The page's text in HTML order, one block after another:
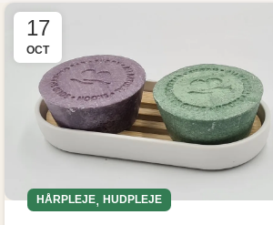
17
OCT
HÅRPLEJE, HUDPLEJE